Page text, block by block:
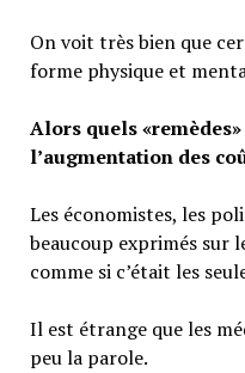
On voit très bien que
forme physique et
Alors quels «remèdes»
l’augmentation des
Les économistes, les
beaucoup exprimés sur
comme si c’était les
Il est étrange que les
peu la parole.